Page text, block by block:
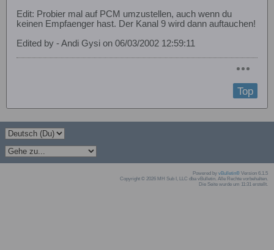
Edit: Probier mal auf PCM umzustellen, auch wenn du
keinen Empfaenger hast. Der Kanal 9 wird dann auftauchen!
Edited by - Andi Gysi on 06/03/2002 12:59:11
Top
Powered by vBulletin® Version 6.1.5
Copyright © 2026 MH Sub I, LLC dba vBulletin. Alle Rechte vorbehalten.
Die Seite wurde um 11:31 erstellt.